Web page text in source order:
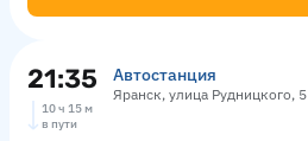
21:35 Автостанция
Яранск, улица Рудницкого, 5
10 ч 15 м
в пути